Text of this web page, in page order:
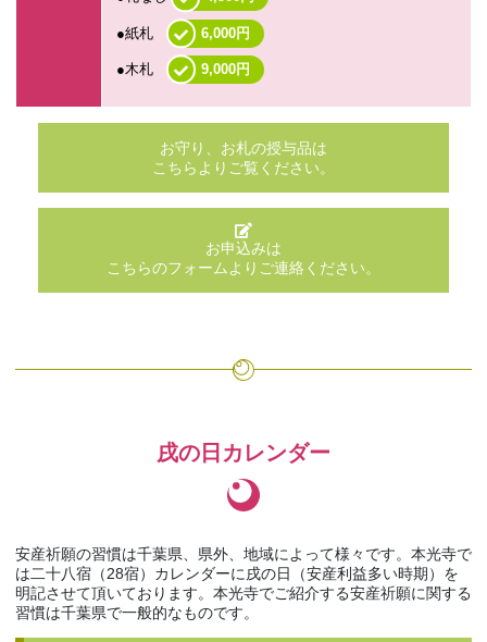
●紙札 6,000円
●木札 9,000円
お守り、お札の授与品は
こちらよりご覧ください。
お申込みは
こちらのフォームよりご連絡ください。
戌の日カレンダー
安産祈願の習慣は千葉県、県外、地域によって様々です。本光寺で
は二十八宿（28宿）カレンダーに戌の日（安産利益多い時期）を
明記させて頂いております。本光寺でご紹介する安産祈願に関する
習慣は千葉県で一般的なものです。